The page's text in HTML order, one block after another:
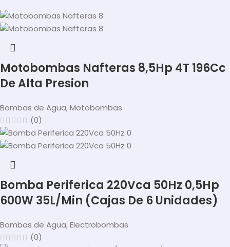
Motobombas Nafteras 8,5Hp 4T 196Cc
De Alta Presion
Bombas de Agua,Motobombas
(0)
Bomba Periferica 220Vca 50Hz 0,5Hp
600W 35L/Min (Cajas De 6 Unidades)
Bombas de Agua,Electrobombas
(0)